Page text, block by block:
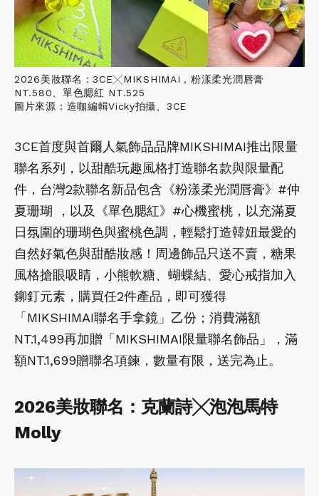
2026美妝聯名：3CE╳MIKSHIMAI，粉漾柔光潤唇膏
NT.580、單色腮紅 NT.525
圖片來源：造咖編輯Vicky拍攝、3CE
3CE首度與首爾人氣飾品品牌MIKSHIMAI推出限量
聯名系列，以甜酷玩趣風格打造聯名款與限量配
件，台灣2款聯名新品包含《粉漾柔光潤唇膏》#仲
夏珊瑚 ，以及《單色腮紅》#心機蜜桃，以充滿夏
日氛圍的珊瑚色與蜜桃色調，輕鬆打造韓妞最愛的
自然好氣色與甜酷妝感！周邊飾品只送不賣，糖果
風格搶眼吸睛，小熊軟糖、蝴蝶結、愛心戒指加入
鉚釘元素，購買任2件產品，即可獲得
「MIKSHIMAI聯名手拿鏡」乙份；消費滿額
NT.1,499再加贈「MIKSHIMAI限量聯名飾品」，滿
額NT.1,699贈聯名項鍊，數量有限，送完為止。
2026美妝聯名：克蘭詩╳泡泡馬特
Molly